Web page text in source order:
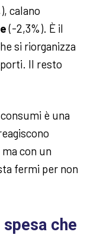
calano
(-2,3%). È il
si riorganizza
Il resto
è una
con un
fermi per non
che